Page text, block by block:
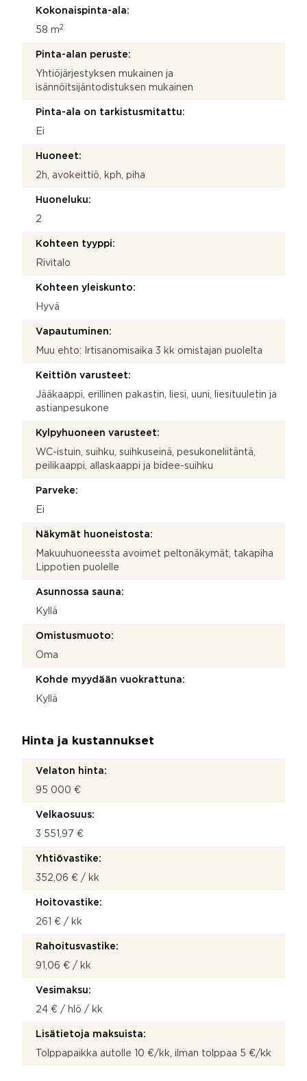
Kokonaispinta-ala:
58 m2
Pinta-alan peruste:
Yhtiöjärjestyksen mukainen ja
isännöitsijäntodistuksen mukainen
Pinta-ala on tarkistusmitattu:
Ei
Huoneet:
2h, avokeittiö, kph, piha
Huoneluku:
2
Kohteen tyyppi:
Rivitalo
Kohteen yleiskunto:
Hyvä
Vapautuminen:
Muu ehto: Irtisanomisaika 3 kk omistajan puolelta
Keittiön varusteet:
Jääkaappi, erillinen pakastin, liesi, uuni, liesituuletin ja
astianpesukone
Kylpyhuoneen varusteet:
WC-istuin, suihku, suihkuseinä, pesukoneliitäntä,
peilikaappi, allaskaappi ja bidee-suihku
Parveke:
Ei
Näkymät huoneistosta:
Makuuhuoneessta avoimet peltonäkymät, takapiha
Lippotien puolelle
Asunnossa sauna:
Kyllä
Omistusmuoto:
Oma
Kohde myydään vuokrattuna:
Kyllä
Hinta ja kustannukset
Velaton hinta:
95 000 €
Velkaosuus:
3 551,97 €
Yhtiövastike:
352,06 € / kk
Hoitovastike:
261 € / kk
Rahoitusvastike:
91,06 € / kk
Vesimaksu:
24 € / hlö / kk
Lisätietoja maksuista:
Tolppapaikka autolle 10 €/kk, ilman tolppaa 5 €/kk